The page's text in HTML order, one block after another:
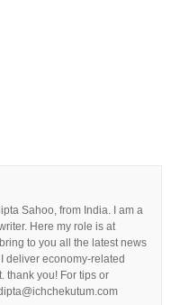
Sahoo, from India. I am a
Here my role is at
to you all the latest news
deliver economy-related
thank you! For tips or